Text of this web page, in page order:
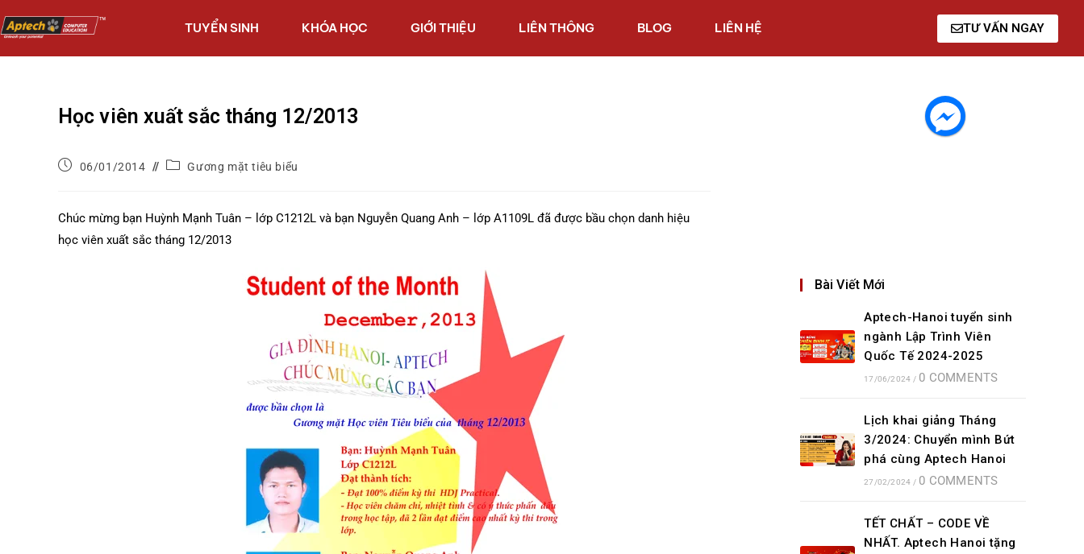
TUYỂN SINH KHÓA HỌC GIỚI THIỆU LIÊN THÔNG BLOG LIÊN HỆ TƯ VẤN NGAY
Học viên xuất sắc tháng 12/2013
06/01/2014 Gương mặt tiêu biểu
Chúc mừng bạn Huỳnh Mạnh Tuân – lớp C1212L và bạn Nguyễn Quang Anh – lớp A1109L đã được bầu chọn danh hiệu
học viên xuất sắc tháng 12/2013
Bài Viết Mới
Aptech-Hanoi tuyển sinh
ngành Lập Trình Viên
Quốc Tế 2024-2025
17/06/2024 / 0 COMMENTS
Lịch khai giảng Tháng
3/2024: Chuyển mình Bứt
phá cùng Aptech Hanoi
27/02/2024 / 0 COMMENTS
TẾT CHẤT – CODE VỀ
NHẤT. Aptech Hanoi tặng